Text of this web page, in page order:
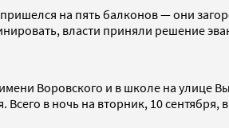
на пять балконов — они
власти приняли решение
Воровского и в школе на улице
в ночь на вторник, 10